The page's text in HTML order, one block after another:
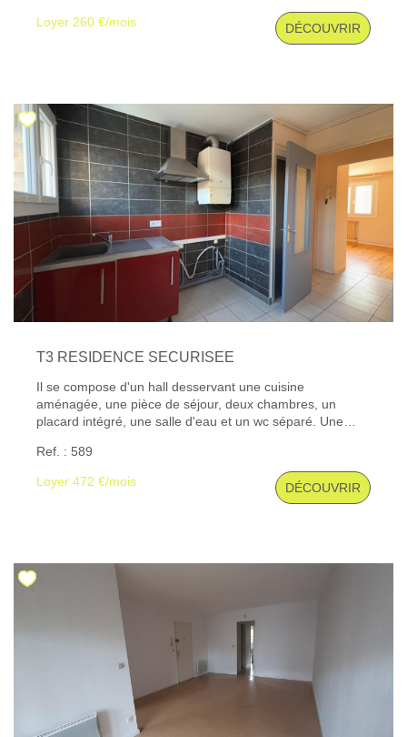
disponibles sur le site Géorisques : www. georisques.
gouv. fr
Loyer 260 €/mois DÉCOUVRIR
T3 RESIDENCE SECURISEE
Il se compose d'un hall desservant une cuisine
aménagée, une pièce de séjour, deux chambres, un
placard intégré, une salle d'eau et un wc séparé. Une
est exposé sont disponibles sur le site Géorisques : www.
georisques. gouv. fr
Ref. : 589
Loyer 472 €/mois DÉCOUVRIR